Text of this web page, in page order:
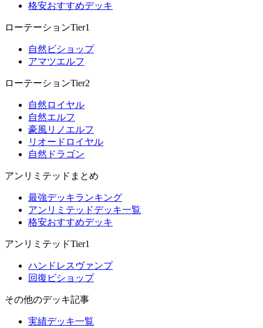
格安おすすめデッキ
ローテーションTier1
自然ビショップ
アマツエルフ
ローテーションTier2
自然ロイヤル
自然エルフ
豪風リノエルフ
リオードロイヤル
自然ドラゴン
アンリミテッドまとめ
最強デッキランキング
アンリミテッドデッキ一覧
格安おすすめデッキ
アンリミテッドTier1
ハンドレスヴァンプ
回復ビショップ
その他のデッキ記事
実績デッキ一覧